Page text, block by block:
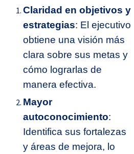
Claridad en objetivos y
estrategias: El ejecutivo
obtiene una visión más
clara sobre sus metas y
cómo lograrlas de
manera efectiva.
Mayor
autoconocimiento:
Identifica sus fortalezas
y áreas de mejora, lo